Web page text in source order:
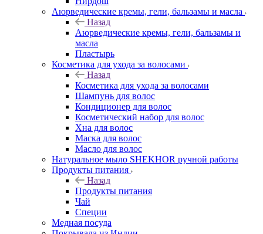
Аюрведические кремы, гели, бальзамы и масла
Назад
Аюрведические кремы, гели, бальзамы и
масла
Пластырь
Косметика для ухода за волосами
Назад
Косметика для ухода за волосами
Шампунь для волос
Кондиционер для волос
Косметический набор для волос
Хна для волос
Маска для волос
Масло для волос
Натуральное мыло SHEKHOR ручной работы
Продукты питания
Назад
Продукты питания
Чай
Специи
Медная посуда